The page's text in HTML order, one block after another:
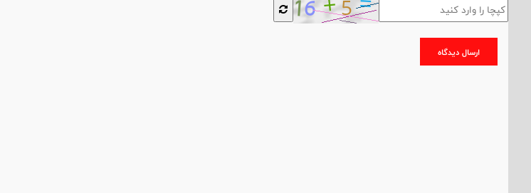
ارسال دیدگاه